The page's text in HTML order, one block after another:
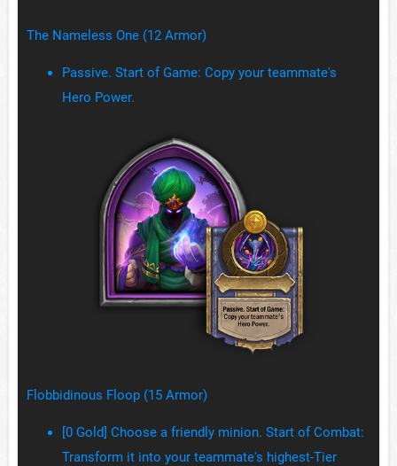
The Nameless One (12 Armor)
Passive. Start of Game: Copy your teammate's
Hero Power.
Flobbidinous Floop (15 Armor)
[0 Gold] Choose a friendly minion. Start of Combat:
Transform it into your teammate's highest-Tier